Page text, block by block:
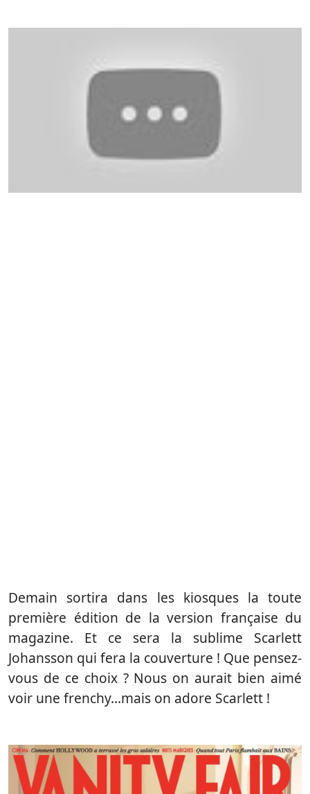
Demain sortira dans les kiosques la toute
première édition de la version française du
magazine. Et ce sera la sublime Scarlett
Johansson qui fera la couverture ! Que pensez-
vous de ce choix ? Nous on aurait bien aimé
voir une frenchy…mais on adore Scarlett !